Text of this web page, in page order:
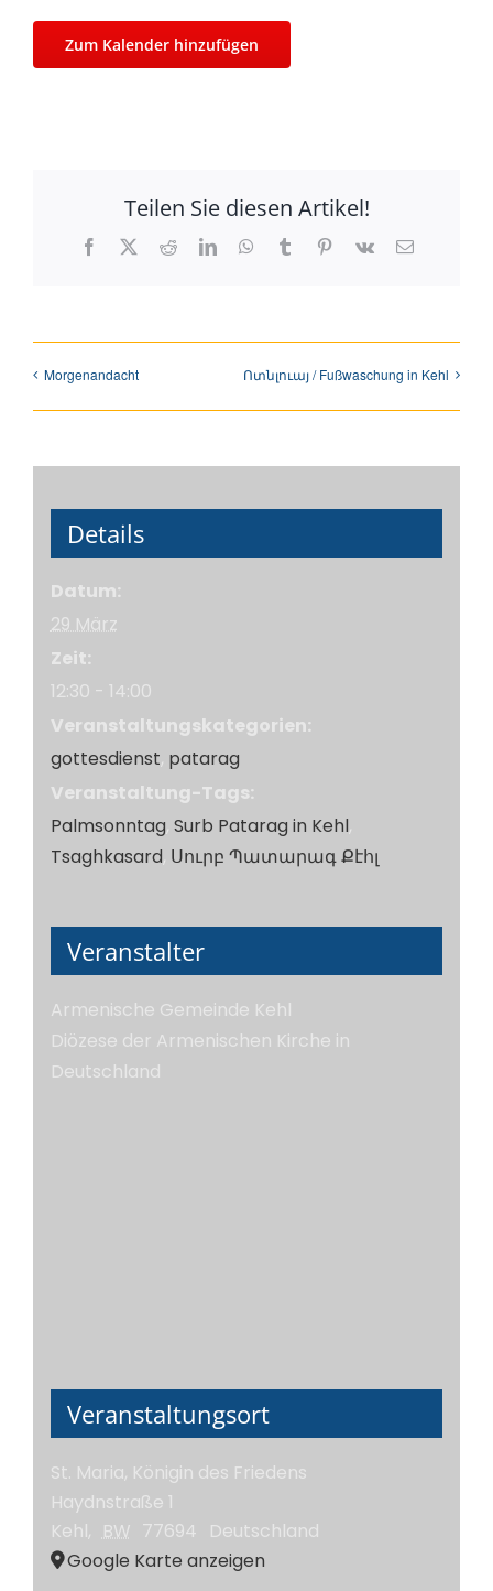
Zum Kalender hinzufügen
Teilen Sie diesen Artikel!
Facebook
X RedditLinkedInWhatsApp
TumblrPinterest
Vk
E-
Morgenandacht Ոտնլուայ / Fußwaschung in Kehl
Details
Datum:
29 März
Zeit:
12:30 - 14:00
Veranstaltungskategorien:
gottesdienst, patarag
Veranstaltung-Tags:
Palmsonntag, Surb Patarag in Kehl,
Tsaghkasard, Սուրբ Պատարագ Քէհլ
Veranstalter
Armenische Gemeinde Kehl
Diözese der Armenischen Kirche in
Deutschland
Veranstaltungsort
St. Maria, Königin des Friedens
Haydnstraße 1
Kehl, BW 77694
Deutschland
Google Karte anzeigen